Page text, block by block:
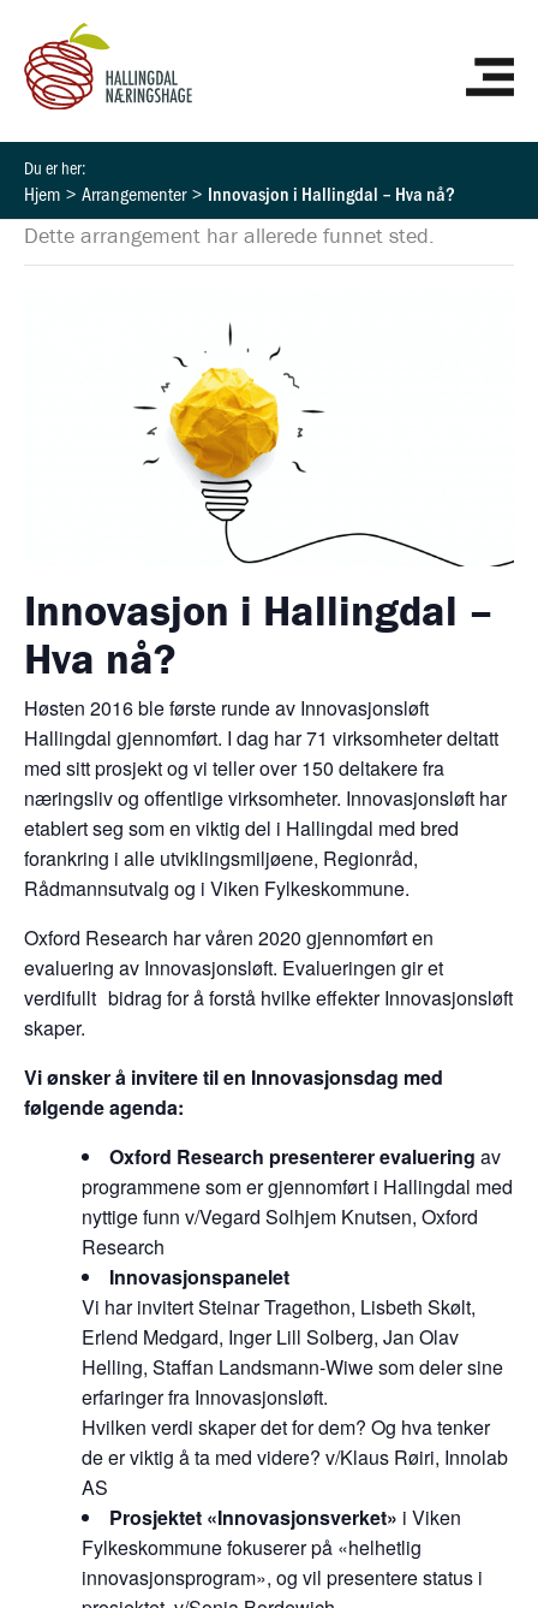
innholdet
Hjem Arrangementer Innovasjon i Hallingdal – Hva nå?
Dette arrangement har allerede funnet sted.
Innovasjon i Hallingdal –
Hva nå?
Høsten 2016 ble første runde av Innovasjonsløft
Hallingdal gjennomført. I dag har 71 virksomheter deltatt
med sitt prosjekt og vi teller over 150 deltakere fra
næringsliv og offentlige virksomheter. Innovasjonsløft har
etablert seg som en viktig del i Hallingdal med bred
forankring i alle utviklingsmiljøene, Regionråd,
Rådmannsutvalg og i Viken Fylkeskommune.
Oxford Research har våren 2020 gjennomført en
evaluering av Innovasjonsløft. Evalueringen gir et
verdifullt bidrag for å forstå hvilke effekter Innovasjonsløft
skaper.
Vi ønsker å invitere til en Innovasjonsdag med
følgende agenda:
Oxford Research presenterer evaluering av
programmene som er gjennomført i Hallingdal med
nyttige funn v/Vegard Solhjem Knutsen, Oxford
Research
Innovasjonspanelet
Vi har invitert Steinar Tragethon, Lisbeth Skølt,
Erlend Medgard, Inger Lill Solberg, Jan Olav
Helling, Staffan Landsmann-Wiwe som deler sine
erfaringer fra Innovasjonsløft.
Hvilken verdi skaper det for dem? Og hva tenker
de er viktig å ta med videre? v/Klaus Røiri, Innolab
AS
Prosjektet «Innovasjonsverket» i Viken
Fylkeskommune fokuserer på «helhetlig
innovasjonsprogram», og vil presentere status i